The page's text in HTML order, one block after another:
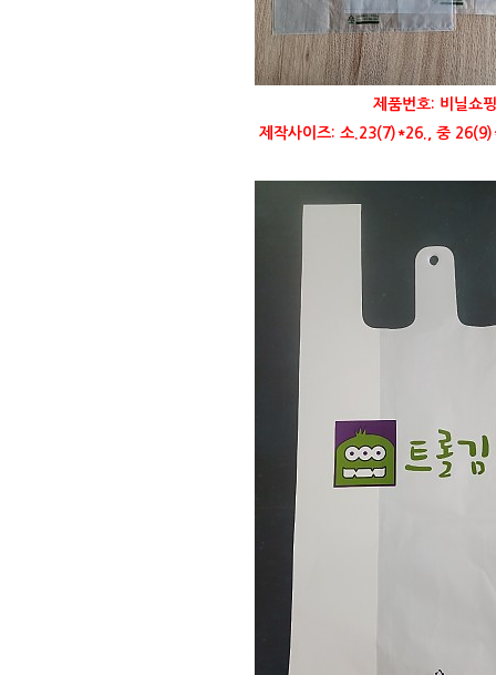
제품번호: 비닐쇼
제작사이즈: 소.23(7)*26., 중